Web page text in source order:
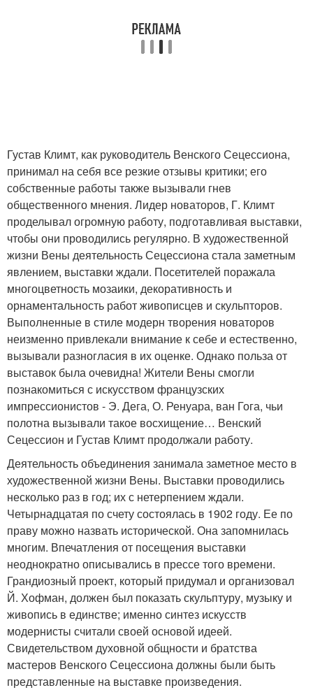
Густав Климт, как руководитель Венского Сецессиона,
принимал на себя все резкие отзывы критики; его
собственные работы также вызывали гнев
общественного мнения. Лидер новаторов, Г. Климт
проделывал огромную работу, подготавливая выставки,
чтобы они проводились регулярно. В художественной
жизни Вены деятельность Сецессиона стала заметным
явлением, выставки ждали. Посетителей поражала
многоцветность мозаики, декоративность и
орнаментальность работ живописцев и скульпторов.
Выполненные в стиле модерн творения новаторов
неизменно привлекали внимание к себе и естественно,
вызывали разногласия в их оценке. Однако польза от
выставок была очевидна! Жители Вены смогли
познакомиться с искусством французских
импрессионистов - Э. Дега, О. Ренуара, ван Гога, чьи
полотна вызывали такое восхищение… Венский
Сецессион и Густав Климт продолжали работу.
Деятельность объединения занимала заметное место в
художественной жизни Вены. Выставки проводились
несколько раз в год; их с нетерпением ждали.
Четырнадцатая по счету состоялась в 1902 году. Ее по
праву можно назвать исторической. Она запомнилась
многим. Впечатления от посещения выставки
неоднократно описывались в прессе того времени.
Грандиозный проект, который придумал и организовал
Й. Хофман, должен был показать скульптуру, музыку и
живопись в единстве; именно синтез искусств
модернисты считали своей основой идеей.
Свидетельством духовной общности и братства
мастеров Венского Сецессиона должны были быть
представленные на выставке произведения.